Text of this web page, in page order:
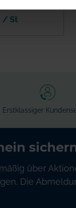
/ St
Erstklassiger
über
Die